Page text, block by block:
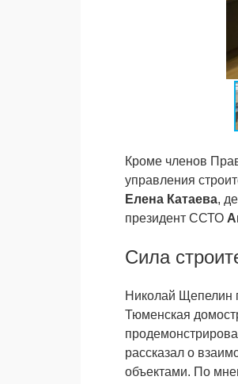
Кроме членов
управления
Елена Катаева,
президент ССТО
Сила
Николай Щепелин
Тюменская
рассказал о
объектами. По